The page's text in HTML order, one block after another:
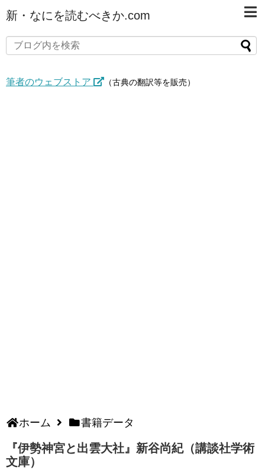
新・なにを読むべきか.com
筆者のウェブストア （古典の翻訳等を販売）
ホーム 書籍データ
『伊勢神宮と出雲大社』新谷尚紀（講談社学術
文庫）